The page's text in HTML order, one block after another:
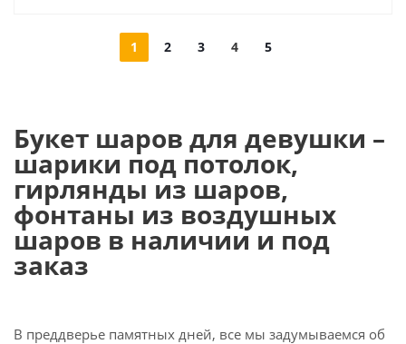
1 2 3 4 5
Букет шаров для девушки –
шарики под потолок,
гирлянды из шаров,
фонтаны из воздушных
шаров в наличии и под
заказ
В преддверье памятных дней, все мы задумываемся об